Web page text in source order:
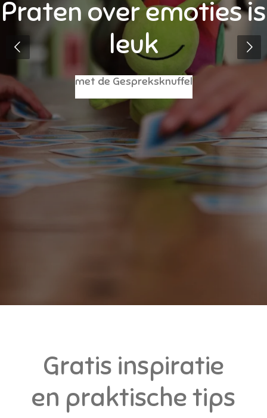
Praten over emoties is
leuk
met de Gespreksknuffel
Gratis inspiratie
en praktische tips